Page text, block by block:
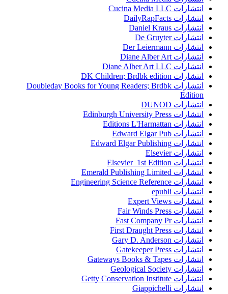
انتشارات Cucina Media LLC
انتشارات DailyRapFacts
انتشارات Daniel Kraus
انتشارات De Gruyter
انتشارات Der Leiermann
انتشارات Diane Alber Art
انتشارات Diane Alber Art LLC
انتشارات DK Children; Brdbk edition
انتشارات Doubleday Books for Young Readers; Brdbk
Edition
انتشارات DUNOD
انتشارات Edinburgh University Press
انتشارات Editions L'Harmattan
انتشارات Edward Elgar Pub
انتشارات Edward Elgar Publishing
انتشارات Elsevier
انتشارات Elsevier 1st Edition
انتشارات Emerald Publishing Limited
انتشارات Engineering Science Reference
انتشارات epubli
انتشارات Expert Views
انتشارات Fair Winds Press
انتشارات Fast Company Pr
انتشارات First Draught Press
انتشارات Gary D. Anderson
انتشارات Gatekeeper Press
انتشارات Gateways Books & Tapes
انتشارات Geological Society
انتشارات Getty Conservation Institute
انتشارات Giappichelli